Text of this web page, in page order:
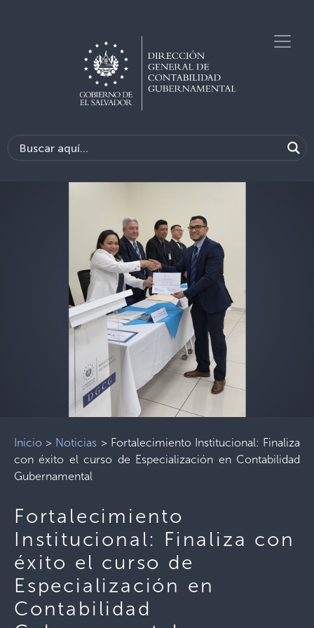
Inicio > Noticias > Fortalecimiento Institucional: Finaliza
con éxito el curso de Especialización en Contabilidad
Gubernamental
Fortalecimiento
Institucional: Finaliza con
éxito el curso de
Especialización en
Contabilidad